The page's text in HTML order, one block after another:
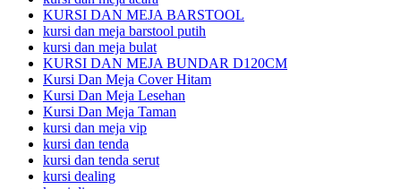
KURSI DAN MEJA BARSTOOL
kursi dan meja barstool putih
kursi dan meja bulat
KURSI DAN MEJA BUNDAR D120CM
Kursi Dan Meja Cover Hitam
Kursi Dan Meja Lesehan
Kursi Dan Meja Taman
kursi dan meja vip
kursi dan tenda
kursi dan tenda serut
kursi dealing